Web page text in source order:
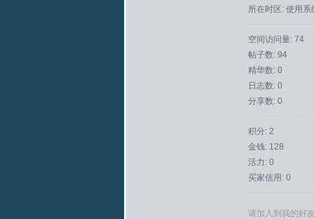
所在时区: 使用系
空间访问量: 74
帖子数: 94
精华数: 0
日志数: 0
分享数: 0
积分: 2
金钱: 128
活力: 0
买家信用: 0
请加入到我的好